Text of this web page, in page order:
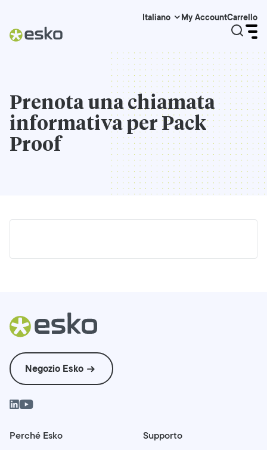
Italiano My AccountCarrello
Prenota una chiamata
informativa per Pack
Proof
Negozio Esko
Perché Esko
Supporto